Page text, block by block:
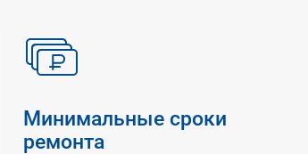
Минимальные сроки
ремонта